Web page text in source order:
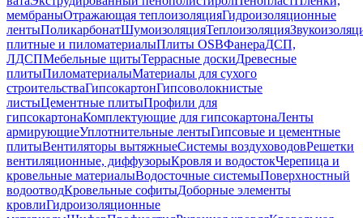
мембраныОтражающая теплоизоляцияГидроизоляционные
лентыПоликарбонатШумоизоляцияТеплоизоляция
плитные и пиломатериалыПлиты OSBФанераДСП,
ЛДСПМебельные щитыТеррасные доскиДревесные
плитыПиломатериалыМатериалы для сухого
строительстваГипсокартонГипсоволокнистые
листыЦементные плитыПрофили для
гипсокартонаКомплектующие для гипсокартонаЛенты
армирующиеУплотнительные лентыГипсовые и цементные
плитыВентиляторы вытяжныеСистемы воздуховодовРешетки
вентиляционные, диффузорыКровля и водостокЧерепица и
кровельные материалыВодосточные системыПоверхностный
водоотводКровельные софитыДоборные элементы
кровлиГидроизоляционные